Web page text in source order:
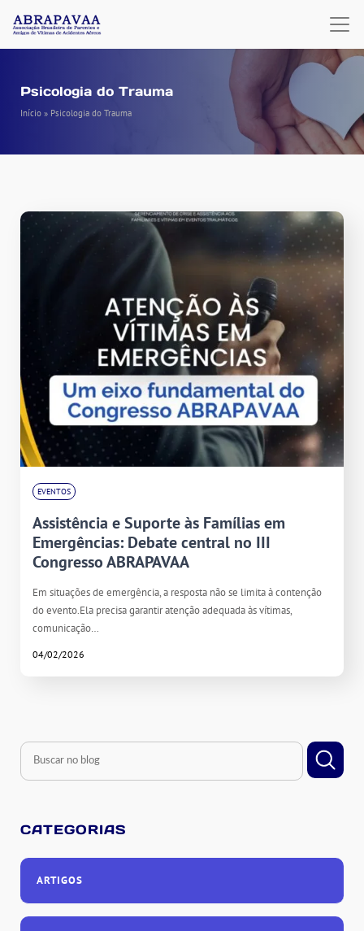
Psicologia do Trauma
Início » Psicologia do Trauma
EVENTOS
Assistência e Suporte às Famílias em
Emergências: Debate central no III
Congresso ABRAPAVAA
Em situações de emergência, a resposta não se limita à contenção
do evento.Ela precisa garantir atenção adequada às vítimas,
comunicação…
04/02/2026
CATEGORIAS
ARTIGOS